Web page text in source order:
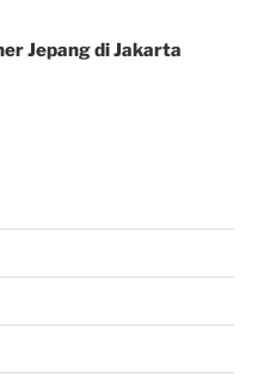
Jepang di Jakarta